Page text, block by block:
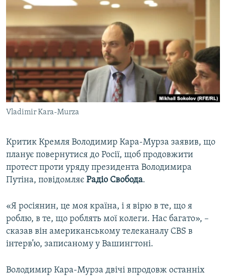
ВСЕ ЗА ДЕНЬ
СПЕЦПРОЕКТИ
ДЕПОРТАЦІЯ
ВІДЕОУРОКИ «ELIFBE»
СВІДЧЕННЯ ОКУПАЦІЇ
УКРАЇНСЬКА ПРОБЛЕМА КРИМУ
ІНФОГРАФІКА
ЯК ОБІЙТИ БЛОКУВАННЯ
Русский
Qırımtatar
ДОЛУЧАЙСЯ!
Усі сайти RFE/RL
Vladimir Kara-Murza
Критик Кремля Володимир Кара-Мурза заявив, що
планує повернутися до Росії, щоб продовжити
протест проти уряду президента Володимира
Путіна, повідомляє Радіо Свобода.
«Я росіянин, це моя країна, і я вірю в те, що я
роблю, в те, що роблять мої колеги. Нас багато», –
сказав він американському телеканалу CBS в
інтерв’ю, записаному у Вашингтоні.
Володимир Кара-Мурза двічі впродовж останніх